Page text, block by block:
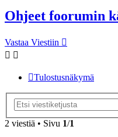
Ohjeet foorumin
Vastaa Viestiin
Tulostusnäkymä
2 viestiä • Sivu 1/1